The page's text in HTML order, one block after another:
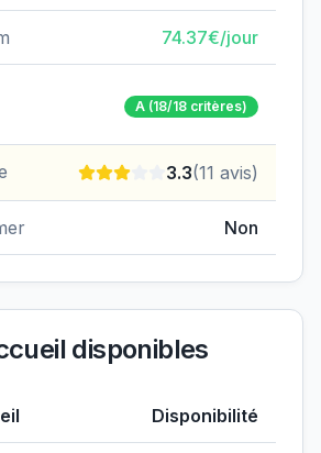
74.37€/jour
A (18/18 critères)
3.3(11 avis)
Non
disponibles
Disponibilité